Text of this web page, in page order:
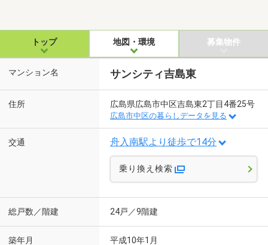
トップ 地図・環境 募集物件
マンション名 サンシティ吉島東
住所 広島県広島市中区吉島東2丁目4番25号
広島市中区の暮らしデータを見る
交通 舟入南駅より徒歩で14分
乗り換え検索
総戸数／階建 24戸／9階建
築年月 平成10年1月